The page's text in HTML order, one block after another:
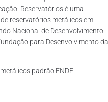
Reservatórios é uma
reservatórios metálicos em
Nacional de Desenvolvimento
para Desenvolvimento da
padrão FNDE.